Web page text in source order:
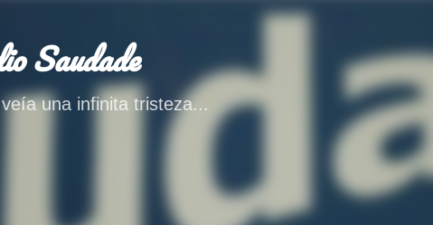
Ir al contenido principal
Saudade
una infinita tristeza...